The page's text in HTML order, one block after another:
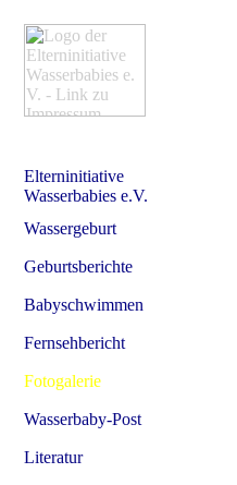
Elterninitiative
Wasserbabies e.V.
Wassergeburt
Geburtsberichte
Babyschwimmen
Fernsehbericht
Fotogalerie
Wasserbaby-Post
Literatur